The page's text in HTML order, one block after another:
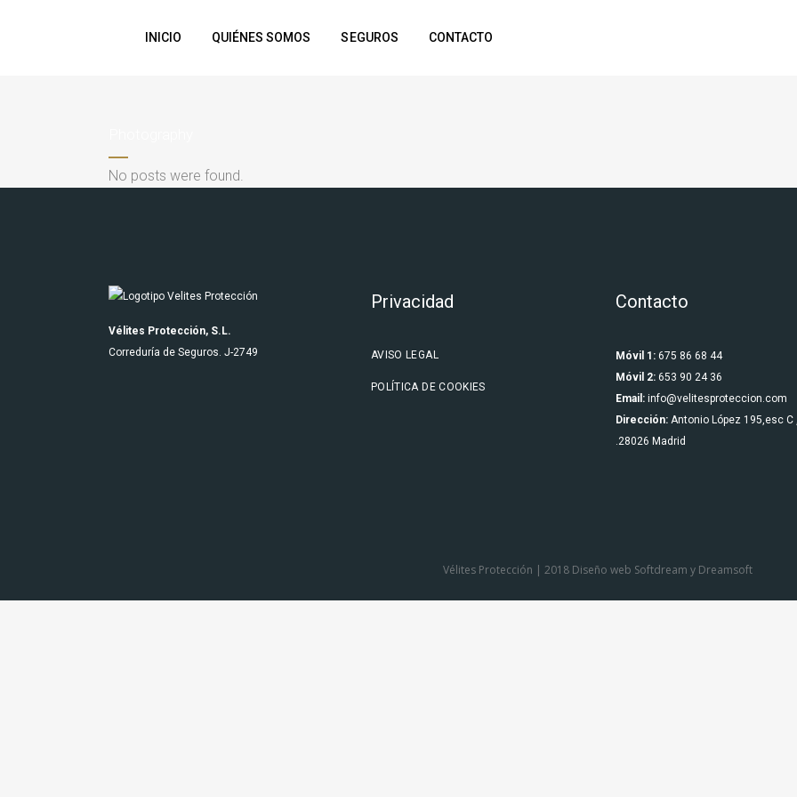
INICIO QUIÉNES SOMOS SEGUROS CONTACTO
No posts were found.
Vélites Protección, S.L.
Correduría de Seguros. J-2749
Privacidad
AVISO LEGAL
POLÍTICA DE COOKIES
Contacto
Móvil 1: 675 86 68 44
Móvil 2: 653 90 24 36
Email: info@velitesproteccion.com
Dirección: Antonio López 195,esc C
.28026 Madrid
Vélites Protección | 2018 Diseño web Softdream y Dreamsoft